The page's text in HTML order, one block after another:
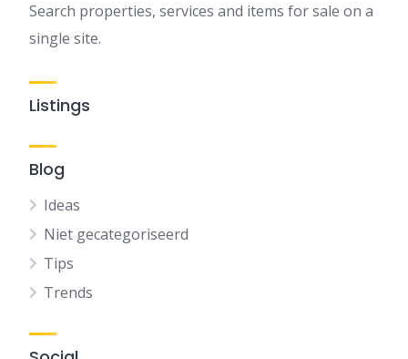
Search properties, services and items for sale on a
single site.
Listings
Blog
Ideas
Niet gecategoriseerd
Tips
Trends